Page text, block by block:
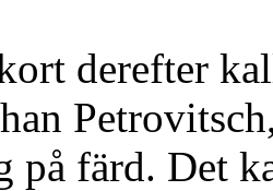
derefter
på färd. Det